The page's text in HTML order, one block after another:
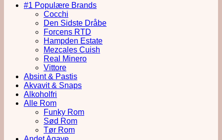
#1 Populære Brands
Cocchi
Den Sidste Dråbe
Forcens RTD
Hampden Estate
Mezcales Cuish
Real Minero
Vittore
Absint & Pastis
Akvavit & Snaps
Alkoholfri
Alle Rom
Funky Rom
Sød Rom
Tør Rom